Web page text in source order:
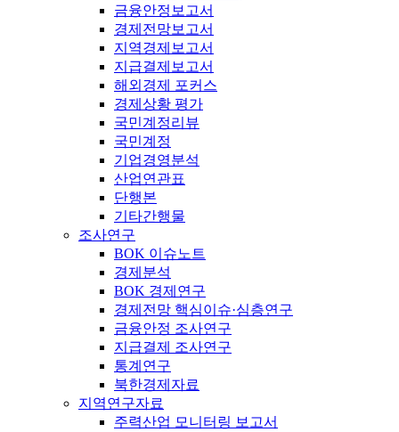
금융안정보고서
경제전망보고서
지역경제보고서
지급결제보고서
해외경제 포커스
경제상황 평가
국민계정리뷰
국민계정
기업경영분석
산업연관표
단행본
기타간행물
조사연구
BOK 이슈노트
경제분석
BOK 경제연구
경제전망 핵심이슈·심층연구
금융안정 조사연구
지급결제 조사연구
통계연구
북한경제자료
지역연구자료
주력산업 모니터링 보고서